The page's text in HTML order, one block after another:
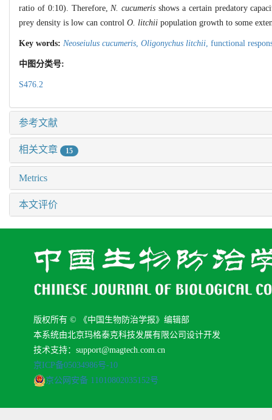
ratio of 0:10). Therefore,N. cucumeris shows a certain predatory
prey density is low can control O. litchii population growth to some
Key words: Neoseiulus cucumeris, Oligonychus litchii, functional
中图分类号:
S476.2
参考文献
相关文章 15
Metrics
本文评价
版权所有 © 《中国生物防治学报》编辑部
本系统由北京玛格泰克科技发展有限公司设计开发
技术支持：support@magtech.com.cn
京ICP备05034986号-10
京公网安备 11010802035152号